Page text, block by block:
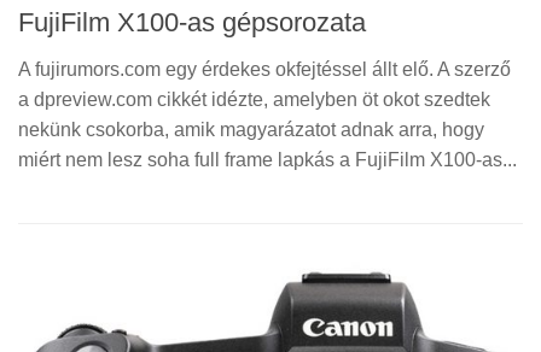
FujiFilm X100-as gépsorozata
A fujirumors.com egy érdekes okfejtéssel állt elő. A szerző
a dpreview.com cikkét idézte, amelyben öt okot szedtek
nekünk csokorba, amik magyarázatot adnak arra, hogy
miért nem lesz soha full frame lapkás a FujiFilm X100-as...